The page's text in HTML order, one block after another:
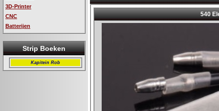
3D-Printer
CNC
Batterijen
Strip Boeken
Kapitein Rob